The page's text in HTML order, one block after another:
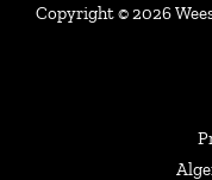
Copyright © 2026